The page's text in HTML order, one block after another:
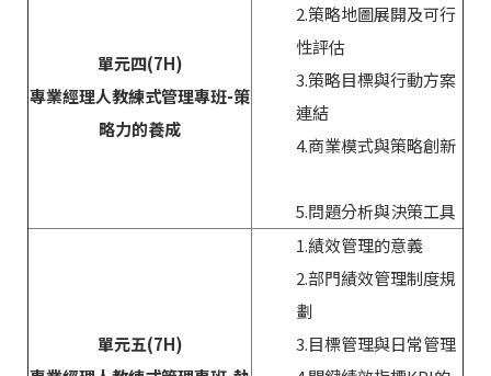
單元四(7H)
專業經理人教練式管理專班-策
略力的養成
2.策略地圖展開及可行
性評估
3.策略目標與行動方案
連結
4.商業模式與策略創新
5.問題分析與決策工具
單元五(7H)
1.績效管理的意義
2.部門績效管理制度規
劃
3.目標管理與日常管理